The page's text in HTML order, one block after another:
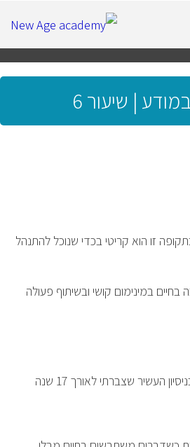
| שיעור 6
זו הוא קריטי בכדי שנוכל להתנהל
במינימום קושי ובשיתוף פעולה
בשיעור זה אשתף אתכם בניסיון העשיר שצברתי לאורך 17 שנה